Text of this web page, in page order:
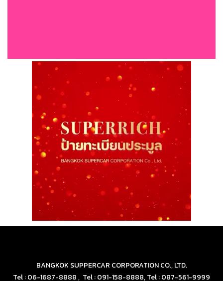
BANGKOK SUPPERCAR CORPORATION CO., LTD.
Tel : 06-1687-8888 , Tel : 091-158-8888, Tel : 087-561-9999